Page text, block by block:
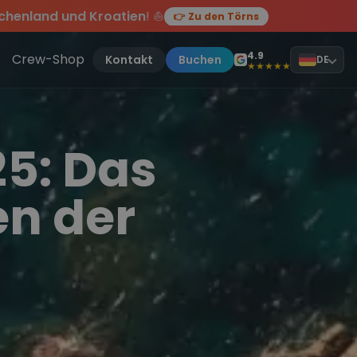
und Kroatien! ⛵ 👉 Zu den Törns
Törn!
des Jahres, sei dabei.
Crew-Shop Kontakt Buchen 4.9
★★★★★ DE
Das
der